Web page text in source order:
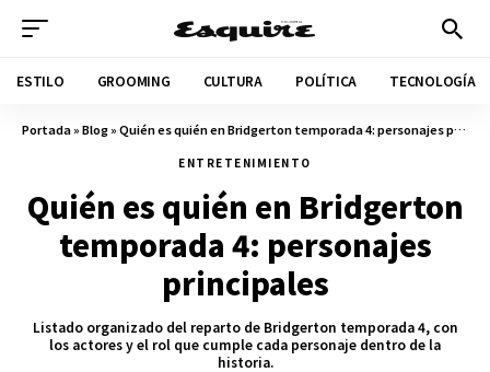
ESTILO GROOMING CULTURA POLÍTICA TECNOLOGÍA
Portada»Blog»Quién es quién en Bridgerton temporada 4: personajes principales
ENTRETENIMIENTO
Quién es quién en Bridgerton
temporada 4: personajes
principales
Listado organizado del reparto de Bridgerton temporada 4, con
los actores y el rol que cumple cada personaje dentro de la
historia.